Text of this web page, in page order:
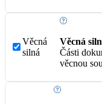
Věcná
silná
Věcná
Části
věcnou